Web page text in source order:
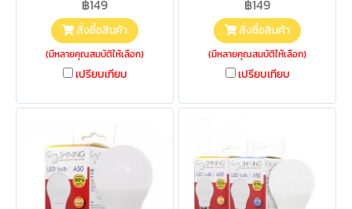
฿149
สั่งซื้อสินค้า
(มีหลายคุณสมบัติให้เลือก)
เปรียบเทียบ
฿149
สั่งซื้อสินค้า
(มีหลายคุณสมบัติให้เลือก)
เปรียบเทียบ